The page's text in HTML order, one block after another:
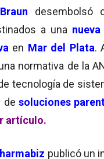
desembolsó
a una nueva
en Mar del Plata.
normativa de la
tecnología de
de soluciones
artículo.
publicó un